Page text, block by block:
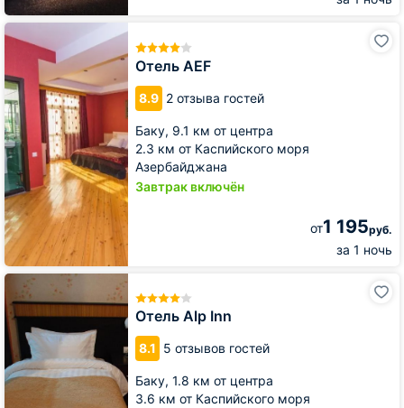
Отель AEF
8.9 2 отзыва гостей
Баку, 9.1 км от центра
2.3 км от Каспийского моря
Азербайджана
Завтрак включён
от1 195руб.
за 1 ночь
Отель
AEF
Отель Alp Inn
8.1 5 отзывов гостей
Баку, 1.8 км от центра
3.6 км от Каспийского моря
Отель
Alp
Inn